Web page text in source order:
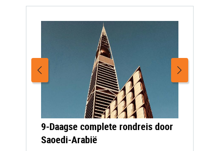
9-Daagse complete rondreis door
Saoedi-Arabië